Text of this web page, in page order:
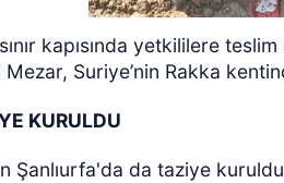
kapısında yetkililere
Suriye’nin Rakka
KURULDU
Şanlıurfa'da da taziye